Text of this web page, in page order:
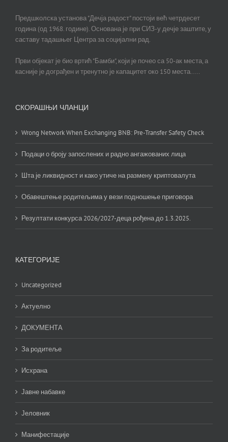
Предшколска установа "Дечја радост" постоји већ четрдесет
година (од 1968. године). Основана је при СИЗ-у дечје заштите, у
саставу тадашњег Центра за социјални рад.
Први објекат је био вртић "Бамби", који је почео са 50-ак места, а
касније је дограђен и тренутно је капацитет око 150 места.....
СКОРАШЊИ ЧЛАНЦИ
Wrong Network When Exchanging BNB: Pre-Transfer Safety Check
Подаци о броју запослених и радно ангажованих лица
Шта је ликвидност и како утиче на размену криптовалута
Обавештење родитељима у вези подношење приговора
Резултати конкурса 2026/2027-деца рођена до 1.3.2025.
КАТЕГОРИЈЕ
Uncategorized
Актуелно
ДОКУМЕНТА
За родитеље
Исхрана
Јавне набавке
Јеловник
Манифестације